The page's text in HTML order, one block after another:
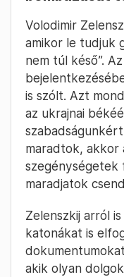
Volodimir
amikor le tudjuk
nem túl késő”.
is szólt. Azt
az ukrajnai
maradtok, akkor
szegénységetek
maradjatok
Zelenszkij arról
katonákat is
akik olyan